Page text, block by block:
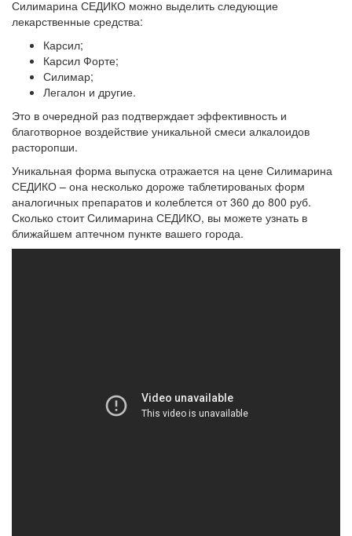
Силимарина СЕДИКО можно выделить следующие
лекарственные средства:
Карсил;
Карсил Форте;
Силимар;
Легалон и другие.
Это в очередной раз подтверждает эффективность и
благотворное воздействие уникальной смеси алкалоидов
расторопши.
Уникальная форма выпуска отражается на цене Силимарина
СЕДИКО – она несколько дороже таблетированых форм
аналогичных препаратов и колеблется от 360 до 800 руб.
Сколько стоит Силимарина СЕДИКО, вы можете узнать в
ближайшем аптечном пункте вашего города.